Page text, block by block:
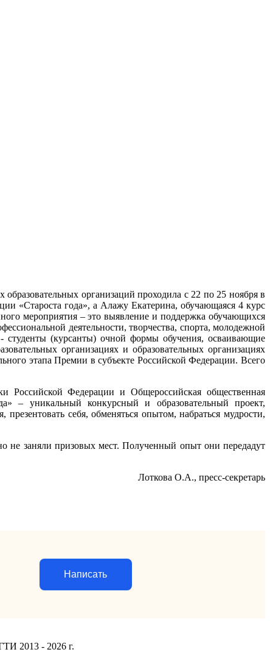
организаций проходила с 22 по 25 ноября в
«Староста года», а Алажу Екатерина, обучающаяся 4 курс
мероприятия – это выявление и поддержка обучающихся
деятельности, творчества, спорта, молодежной
- студенты (курсанты) очной формы обучения, осваивающие
организациях и образовательных организациях
этапа Премии в субъекте Российской Федерации. Всего
Российской Федерации и Общероссийская общественная
– уникальный конкурсный и образовательный проект,
себя, обменяться опытом, набраться мудрости,
не заняли призовых мест. Полученный опыт они передадут
Лоткова О.А., пресс-секретарь
Написать
2013 - 2026 г.